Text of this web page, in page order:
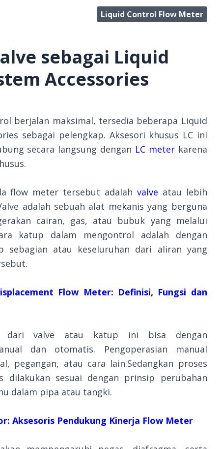
Liquid Control Flow Meter
sebagai Liquid
Accessories
berjalan maksimal, tersedia beberapa Liquid
sebagai pelengkap. Aksesori khusus LC ini
secara langsung dengan LC meterkarena
flow meter tersebut adalah valve atau lebih
adalah sebuah alat mekanis yang berguna
cairan, gas, atau bubuk yang melalui
katup dalam mengontrol adalah dengan
sebagian atau keseluruhan dari aliran yang
Flow Meter: Definisi, Fungsi dan
dari valve atau katup ini bisa dengan
dan otomatis. Pengoperasian manual
pegangan, atau cara lain.Sedangkan proses
dilakukan sesuai dengan prinsip perubahan
dalam pipa atau tangki.
Aksesoris Pendukung Kinerja Flow Meter